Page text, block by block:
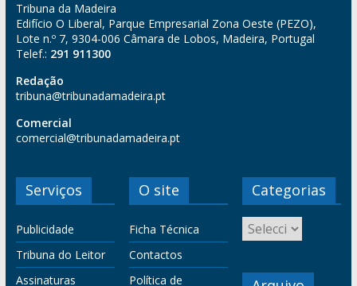
Tribuna da Madeira
Edifício O Liberal, Parque Empresarial Zona Oeste (PEZO),
Lote n.º 7, 9304-006 Câmara de Lobos, Madeira, Portugal
Telef.: 291 911300
Redação
tribuna@tribunadamadeira.pt
Comercial
comercial@tribunadamadeira.pt
Serviços
Publicidade
Tribuna do Leitor
Assinaturas
O site
Ficha Técnica
Contactos
Política de
Categorias